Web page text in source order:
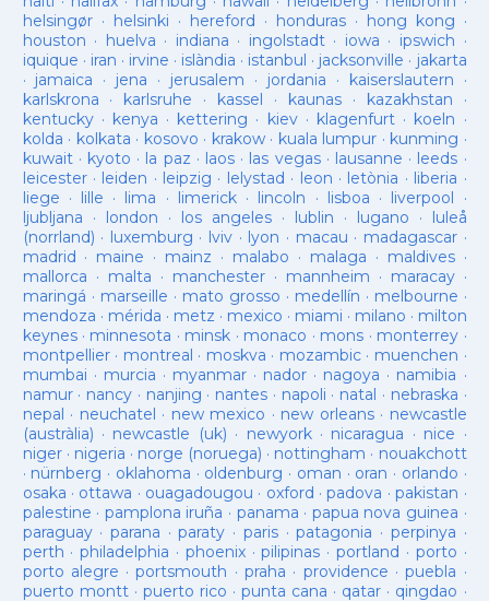
helsingør· helsinki · hereford · honduras· hong kong ·
houston · huelva · indiana · ingolstadt· iowa · ipswich ·
iquique · iran · irvine · islàndia · istanbul · jacksonville · jakarta
· jamaica · jena · jerusalem · jordania · kaiserslautern ·
karlskrona · karlsruhe · kassel · kaunas· kazakhstan ·
kentucky· kenya · kettering · kiev· klagenfurt · koeln ·
kolda · kolkata · kosovo · krakow· kuala lumpur · kunming ·
kuwait· kyoto · la paz · laos· las vegas· lausanne · leeds ·
leicester· leiden · leipzig · lelystad · leon · letònia · liberia ·
liege · lille · lima · limerick· lincoln · lisboa · liverpool ·
ljubljana · london · los angeles· lublin · lugano · luleå
(norrland) · luxemburg · lviv · lyon · macau · madagascar·
madrid · maine · mainz · malabo · malaga · maldives·
mallorca · malta · manchester· mannheim · maracay·
maringá · marseille · mato grosso · medellín · melbourne ·
mendoza · mérida · metz · mexico · miami · milano · milton
keynes· minnesota · minsk · monaco · mons · monterrey ·
montpellier· montreal · moskva · mozambic· muenchen ·
mumbai · murcia · myanmar· nador · nagoya · namibia ·
namur· nancy · nanjing · nantes · napoli · natal · nebraska ·
nepal · neuchatel · new mexico · new orleans· newcastle
(austràlia) · newcastle (uk) · newyork· nicaragua · nice ·
niger· nigeria · norge (noruega) · nottingham · nouakchott
· nürnberg · oklahoma · oldenburg · oman · oran · orlando ·
osaka · ottawa · ouagadougou · oxford ·padova ·pakistan ·
palestine · pamplona iruña · panama · papua nova guinea ·
paraguay· parana ·paraty · paris·patagonia · perpinya ·
perth ·philadelphia · phoenix·pilipinas ·portland · porto ·
porto alegre ·portsmouth ·praha · providence ·puebla ·
puerto montt· puerto rico ·punta cana · qatar · qingdao ·